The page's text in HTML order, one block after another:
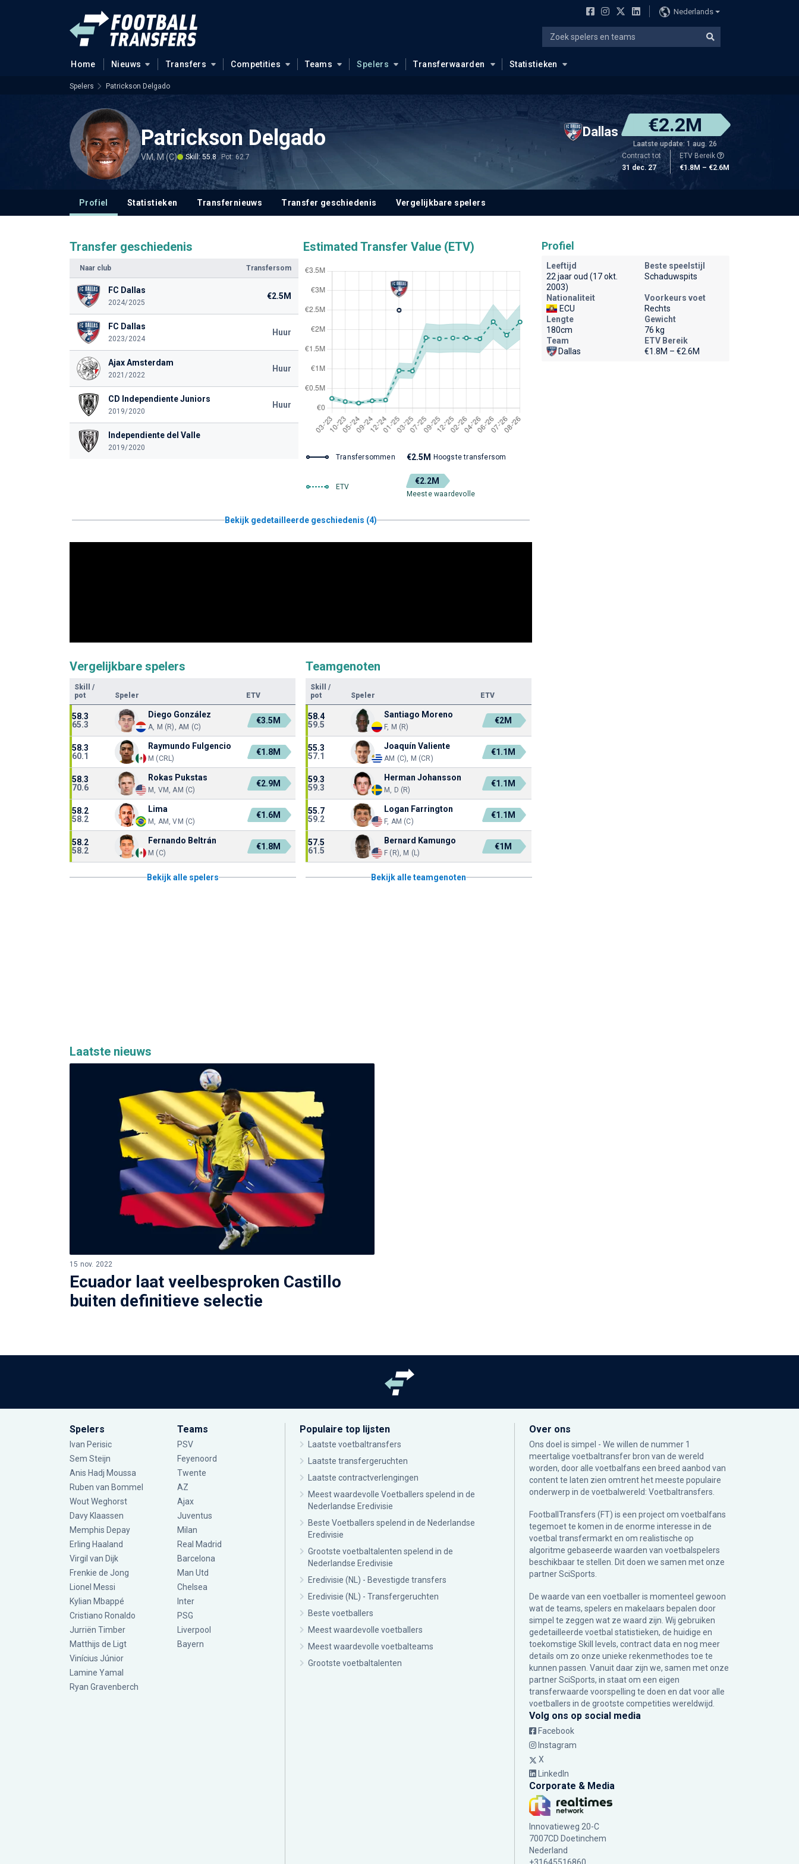
Nederlands
Home Nieuws Transfers Competities Teams Spelers Transferwaarden Statistieken
Spelers Patrickson Delgado
Patrickson Delgado
VM, M (C) Skill: 55.8 Pot: 62.7
Dallas €2.2M
Laatste update: 1 aug. 26
Contract tot
31 dec. 27
ETV Bereik
€1.8M – €2.6M
Profiel Statistieken Transfernieuws Transfer geschiedenis Vergelijkbare spelers
Transfer geschiedenis
Naar club Transfersom
FC Dallas
2024/2025
€2.5M
FC Dallas
2023/2024
Huur
Ajax Amsterdam
2021/2022
Huur
CD Independiente Juniors
2019/2020
Huur
Independiente del Valle
2019/2020
Estimated Transfer Value (ETV)
Transfersommen €2.5M Hoogste transfersom
ETV
€2.2M
Meeste waardevolle
Bekijk gedetailleerde geschiedenis (4)
Vergelijkbare spelers
Skill
/
pot
Speler ETV
58.3
65.3
Diego González
A, M (R), AM (C)
€3.5M
58.3
60.1
Raymundo Fulgencio
M (CRL)
€1.8M
58.3
70.6
Rokas Pukstas
M, VM, AM (C)
€2.9M
58.2
58.2
Lima
M, AM, VM (C)
€1.6M
58.2
58.2
Fernando Beltrán
M (C)
€1.8M
Bekijk alle spelers
Teamgenoten
Skill
/
pot
Speler ETV
58.4
59.5
Santiago Moreno
F, M (R)
€2M
55.3
57.1
Joaquín Valiente
AM (C), M (CR)
€1.1M
59.3
59.3
Herman Johansson
M, D (R)
€1.1M
55.7
59.2
Logan Farrington
F, AM (C)
€1.1M
57.5
61.5
Bernard Kamungo
F (R), M (L)
€1M
Bekijk alle teamgenoten
Laatste nieuws
15 nov. 2022
Ecuador laat veelbesproken Castillo
buiten definitieve selectie
Profiel
Leeftijd
22 jaar oud (17 okt.
2003)
Beste speelstijl
Schaduwspits
Nationaliteit
ECU
Voorkeurs voet
Rechts
Lengte
180cm
Gewicht
76 kg
Team
Dallas
ETV Bereik
€1.8M – €2.6M
Spelers
Ivan Perisic
Sem Steijn
Anis Hadj Moussa
Ruben van Bommel
Wout Weghorst
Davy Klaassen
Memphis Depay
Erling Haaland
Virgil van Dijk
Frenkie de Jong
Lionel Messi
Kylian Mbappé
Cristiano Ronaldo
Jurriën Timber
Matthijs de Ligt
Vinícius Júnior
Lamine Yamal
Ryan Gravenberch
Teams
PSV
Feyenoord
Twente
AZ
Ajax
Juventus
Milan
Real Madrid
Barcelona
Man Utd
Chelsea
Inter
PSG
Liverpool
Bayern
Populaire top lijsten
Laatste voetbaltransfers
Laatste transfergeruchten
Laatste contractverlengingen
Meest waardevolle Voetballers spelend in de
Nederlandse Eredivisie
Beste Voetballers spelend in de Nederlandse
Eredivisie
Grootste voetbaltalenten spelend in de
Nederlandse Eredivisie
Eredivisie (NL) - Bevestigde transfers
Eredivisie (NL) - Transfergeruchten
Beste voetballers
Meest waardevolle voetballers
Meest waardevolle voetbalteams
Grootste voetbaltalenten
Over ons
Ons doel is simpel - We willen de nummer 1
meertalige voetbaltransfer bron van de wereld
worden, door alle voetbalfans een breed aanbod van
content te laten zien omtrent het meeste populaire
onderwerp in de voetbalwereld: Voetbaltransfers.
FootballTransfers (FT) is een project om voetbalfans
tegemoet te komen in de enorme interesse in de
voetbal transfermarkt en om realistische op
algoritme gebaseerde waarden van voetbalspelers
beschikbaar te stellen. Dit doen we samen met onze
partnerSciSports.
De waarde van een voetballer is momenteel gewoon
wat de teams, spelers en makelaars bepalen door
simpel te zeggen wat ze waard zijn. Wij gebruiken
gedetailleerde voetbal statistieken, de huidige en
toekomstige Skill levels, contract data en nog meer
details om zo onze unieke rekenmethodes toe te
kunnen passen. Vanuit daar zijn we, samen met onze
partner SciSports, in staat om een eigen
transferwaarde voorspelling te doen en dat voor alle
voetballers in de grootste competities wereldwijd.
Volg ons op social media
Facebook
Instagram
X
LinkedIn
Corporate & Media
Innovatieweg 20-C
7007CD Doetinchem
Nederland